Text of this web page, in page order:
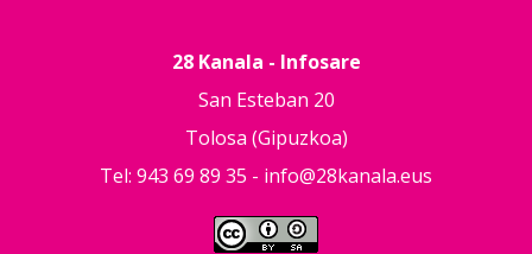
28 Kanala - Infosare
San Esteban 20
Tolosa (Gipuzkoa)
Tel: 943 69 89 35 - info@28kanala.eus